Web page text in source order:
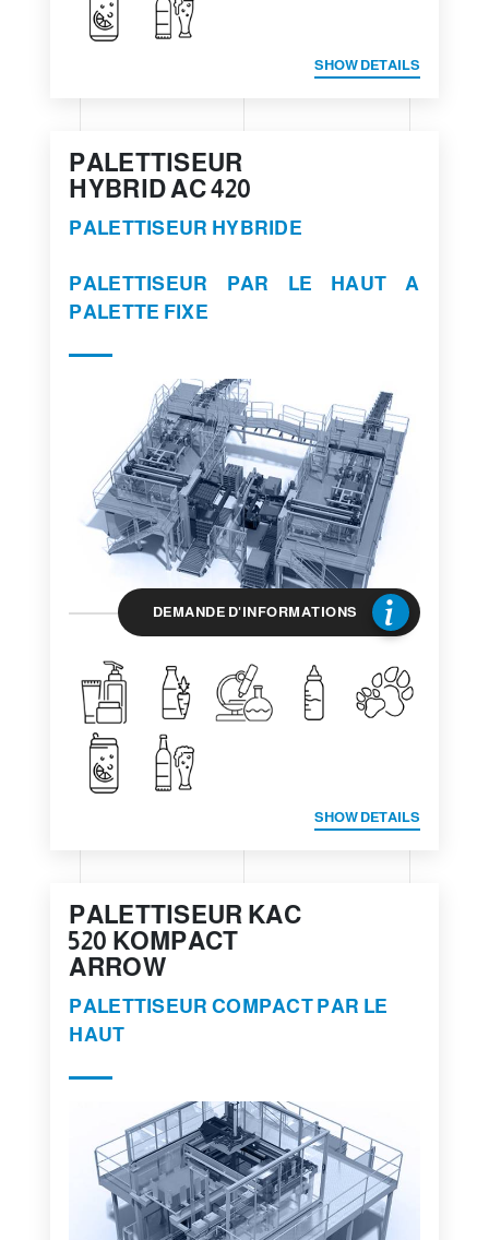
SHOW DETAILS
PALETTISEUR
HYBRID AC 420
PALETTISEUR HYBRIDE
PALETTISEUR PAR LE HAUT A
PALETTE FIXE
DEMANDE D'INFORMATIONS
SHOW DETAILS
PALETTISEUR KAC
520 KOMPACT
ARROW
PALETTISEUR COMPACT PAR LE
HAUT